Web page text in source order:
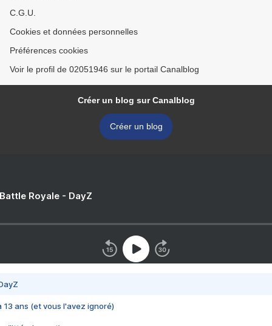
C.G.U.
Cookies et données personnelles
Préférences cookies
Voir le profil de 02051946 sur le portail Canalblog
Créer un blog sur Canalblog
Créer un blog
Royale - DayZ
13 ans (et vous l'avez ignoré)